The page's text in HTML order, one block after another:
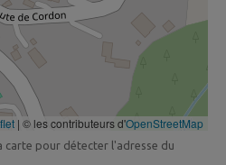
| © les contributeurs d'OpenStreetMap
carte pour détecter l'adresse du